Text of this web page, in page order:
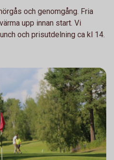
och genomgång. Fria
upp innan start. Vi
och prisutdelning ca kl 14.